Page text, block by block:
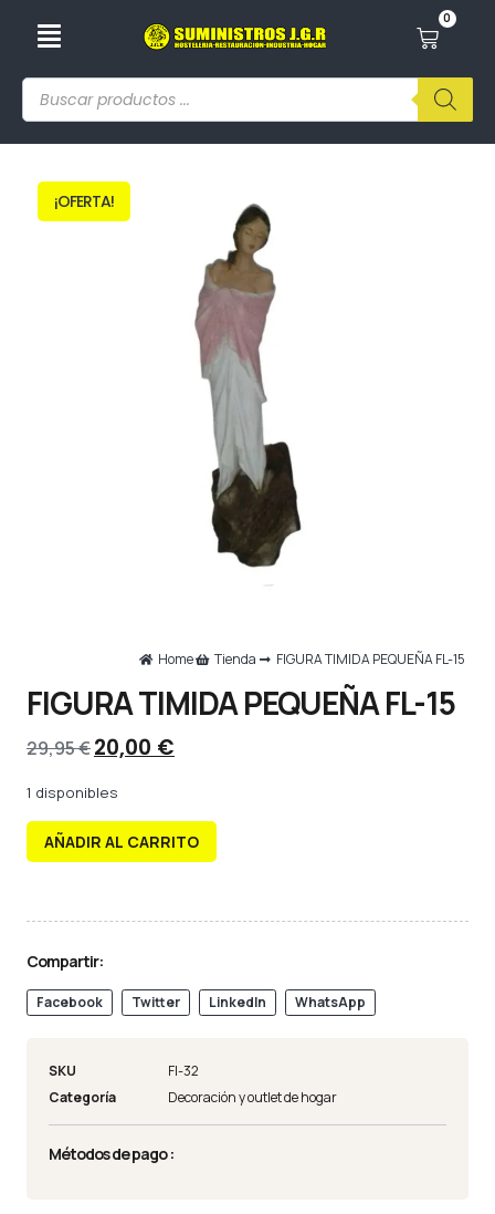
0
¡OFERTA!
Home Tienda FIGURA TIMIDA PEQUEÑA FL-15
FIGURA TIMIDA PEQUEÑA FL-15
29,95€20,00 €
1 disponibles
AÑADIR AL CARRITO
Compartir:
Facebook Twitter LinkedIn WhatsApp
SKU
FI-32
Categoría
Decoración y outlet de hogar
Métodos de pago :